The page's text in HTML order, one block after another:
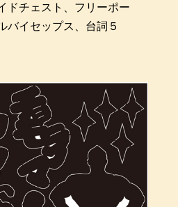
ドチェスト、フリーポー
バイセップス、台詞５